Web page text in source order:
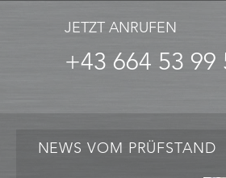
JETZT ANRUFEN
+43 664 53 99
NEWS VOM PRÜFSTAND